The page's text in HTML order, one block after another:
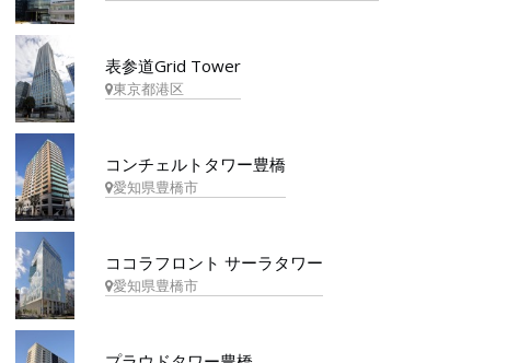
表参道Grid Tower
東京都港区
コンチェルトタワー豊橋
愛知県豊橋市
ココラフロント サーラタワー
愛知県豊橋市